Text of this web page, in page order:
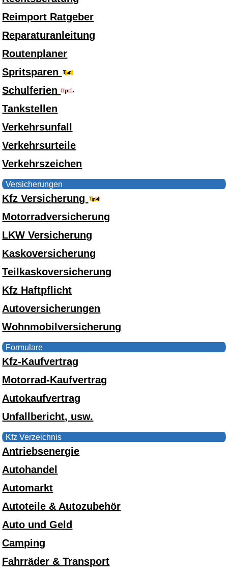
Reimport Ratgeber
Reparaturanleitung
Routenplaner
Spritsparen
Schulferien
Tankstellen
Verkehrsunfall
Verkehrsurteile
Verkehrszeichen
Versicherungen
Kfz Versicherung
Motorradversicherung
LKW Versicherung
Kaskoversicherung
Teilkaskoversicherung
Kfz Haftpflicht
Autoversicherungen
Wohnmobilversicherung
Formulare
Kfz-Kaufvertrag
Motorrad-Kaufvertrag
Autokaufvertrag
Unfallbericht, usw.
Kfz Verzeichnis
Antriebsenergie
Autohandel
Automarkt
Autoteile & Autozubehör
Auto und Geld
Camping
Fahrräder & Transport